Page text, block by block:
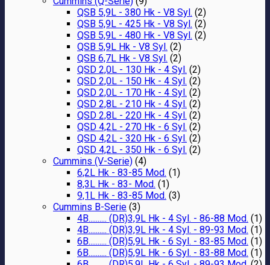
QSB 5,9L - 380 Hk - V8 Syl. (2)
QSB 5,9L - 425 Hk - V8 Syl. (2)
QSB 5,9L - 480 Hk - V8 Syl. (2)
QSB 5,9L Hk - V8 Syl. (2)
QSB 6,7L Hk - V8 Syl. (2)
QSD 2,0L - 130 Hk - 4 Syl. (2)
QSD 2,0L - 150 Hk - 4 Syl. (2)
QSD 2,0L - 170 Hk - 4 Syl. (2)
QSD 2,8L - 210 Hk - 4 Syl. (2)
QSD 2,8L - 220 Hk - 4 Syl. (2)
QSD 4,2L - 270 Hk - 6 Syl. (2)
QSD 4,2L - 320 Hk - 6 Syl. (2)
QSD 4,2L - 350 Hk - 6 Syl. (2)
Cummins (V-Serie) (4)
6,2L Hk - 83-85 Mod. (1)
8,3L Hk - 83- Mod. (1)
9,1L Hk - 83-85 Mod. (3)
Cummins B-Serie (3)
4B.......... (DR)3,9L Hk - 4 Syl. - 86-88 Mod. (1)
4B.......... (DR)3,9L Hk - 4 Syl. - 89-93 Mod. (1)
6B.......... (DR)5,9L Hk - 6 Syl. - 83-85 Mod. (1)
6B.......... (DR)5,9L Hk - 6 Syl. - 83-88 Mod. (1)